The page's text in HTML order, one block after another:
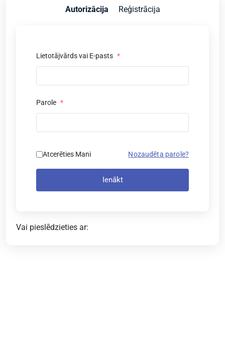
Autorizācija Reģistrācija
Lietotājvārds vai E-pasts *
Parole *
Atcerēties Mani Nozaudēta parole?
Ienākt
Vai pieslēdzieties ar: